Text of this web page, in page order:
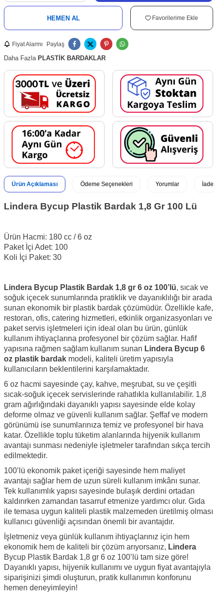
HEMEN AL Favorilerime Ekle
Fiyat Alarmı Paylaş
Daha Fazla PLASTİK BARDAKLAR
Ürün Açıklaması Ödeme Seçenekleri Yorumlar İade
Lindera Bycup Plastik Bardak 1,8 Gr 100 Lü
Ürün Hacmi: 180 cc / 6 oz
Paket İçi Adet: 100
Koli İçi Paket: 30
Lindera Bycup Plastik Bardak 1,8 gr 6 oz 100’lü, sıcak ve
soğuk içecek sunumlarında pratiklik ve dayanıklılığı bir arada
sunan ekonomik bir plastik bardak çözümüdür. Özellikle kafe,
restoran, ofis, catering hizmetleri, etkinlik organizasyonları ve
paket servis işletmeleri için ideal olan bu ürün, günlük
kullanım ihtiyaçlarına profesyonel bir çözüm sağlar. Hafif
yapısına rağmen sağlam kullanım sunan Lindera Bycup 6
oz plastik bardak modeli, kaliteli üretim yapısıyla
kullanıcıların beklentilerini karşılamaktadır.
6 oz hacmi sayesinde çay, kahve, meşrubat, su ve çeşitli
sıcak-soğuk içecek servislerinde rahatlıkla kullanılabilir. 1,8
gram ağırlığındaki dayanıklı yapısı sayesinde elde kolay
deforme olmaz ve güvenli kullanım sağlar. Şeffaf ve modern
görünümü ise sunumlarınıza temiz ve profesyonel bir hava
katar. Özellikle toplu tüketim alanlarında hijyenik kullanım
avantajı sunması nedeniyle işletmeler tarafından sıkça tercih
edilmektedir.
100’lü ekonomik paket içeriği sayesinde hem maliyet
avantajı sağlar hem de uzun süreli kullanım imkânı sunar.
Tek kullanımlık yapısı sayesinde bulaşık derdini ortadan
kaldırırken zamandan tasarruf etmenize yardımcı olur. Gıda
ile temasa uygun kaliteli plastik malzemeden üretilmiş olması
kullanıcı güvenliği açısından önemli bir avantajdır.
İşletmeniz veya günlük kullanım ihtiyaçlarınız için hem
ekonomik hem de kaliteli bir çözüm arıyorsanız, Lindera
Bycup Plastik Bardak 1,8 gr 6 oz 100’lü tam size göre!
Dayanıklı yapısı, hijyenik kullanımı ve uygun fiyat avantajıyla
siparişinizi şimdi oluşturun, pratik kullanımın konforunu
hemen deneyimleyin!